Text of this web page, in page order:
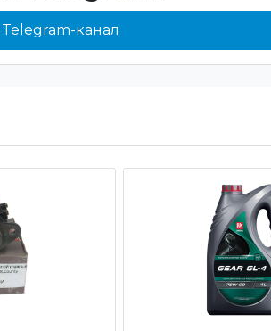
канал